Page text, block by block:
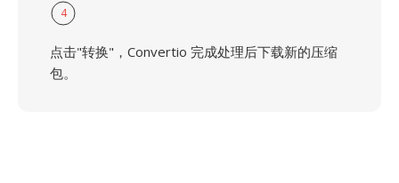
4
点击"转换"，Convertio 完成处理后下载新的压缩
包。